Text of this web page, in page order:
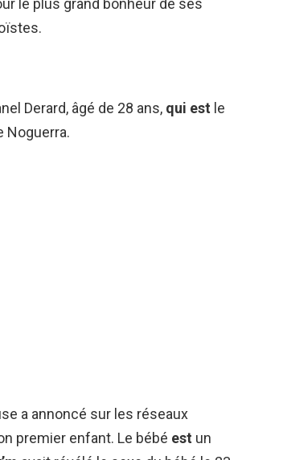
le plus grand bonheur de ses
Derard, âgé de 28 ans, qui est le
Noguerra.
a annoncé sur les réseaux
premier enfant. Le bébé est un